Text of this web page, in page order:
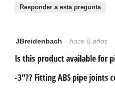
Responder a esta pregunta
JBreidenbach · hace 5 años
Is this product available for
-3"?? Fitting ABS pipe joints